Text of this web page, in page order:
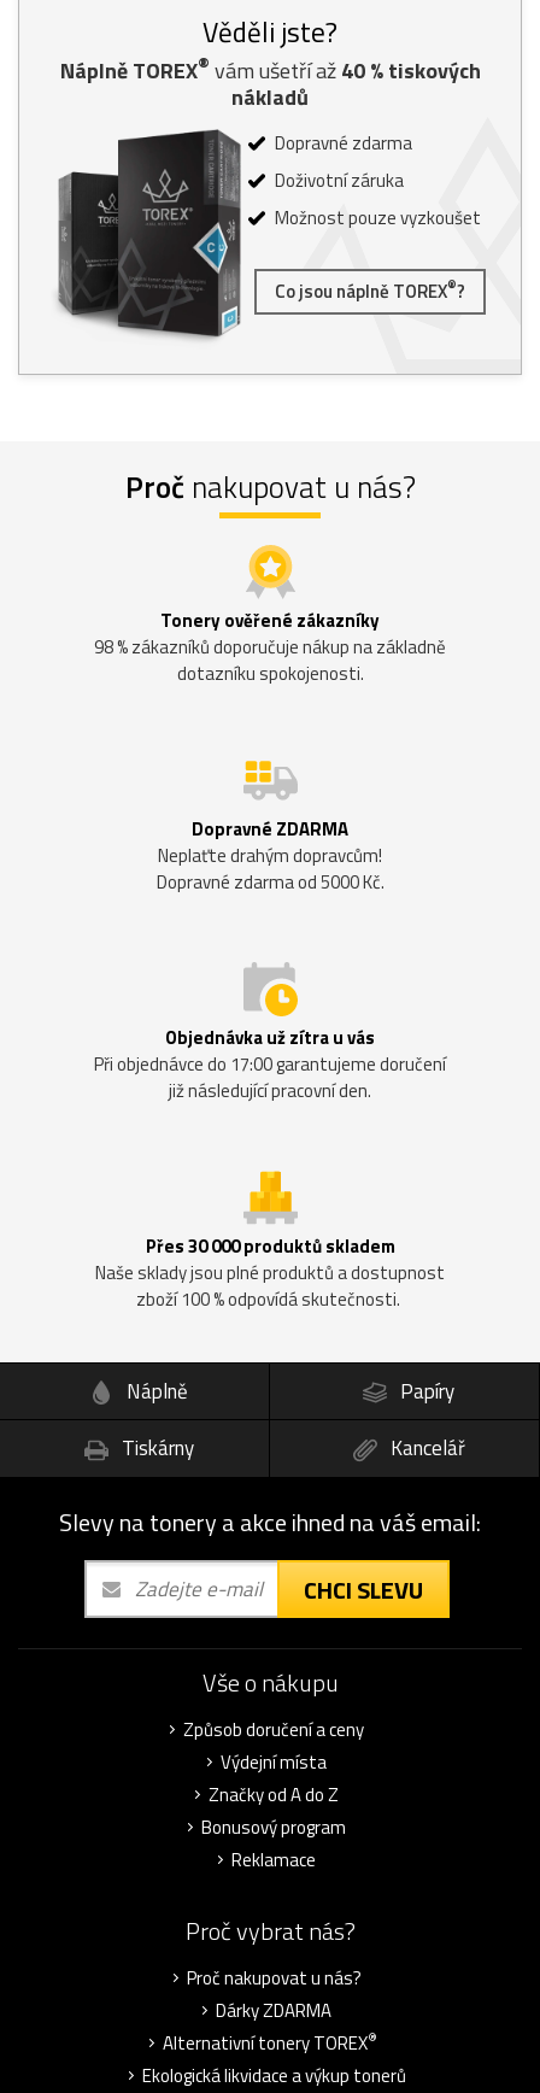
Věděli jste?
Náplně TOREX® vám ušetří až40% tiskových
nákladů
Dopravné zdarma
Doživotní záruka
Možnost pouze vyzkoušet
Co jsou náplně TOREX®?
Proč nakupovat u nás?
Tonery ověřené zákazníky
98 % zákazníků doporučuje nákup na základně
dotazníku spokojenosti.
Dopravné ZDARMA
Neplaťte drahým dopravcům!
Dopravné zdarma od 5000 Kč.
Objednávka už zítra u vás
Při objednávce do 17:00 garantujeme doručení
již následující pracovní den.
Přes 30 000 produktů skladem
Naše sklady jsou plné produktů a dostupnost
zboží 100 % odpovídá skutečnosti.
Náplně
Papíry
Tiskárny
Kancelář
Slevy na tonery a akce ihned na váš email:
CHCI SLEVU
Vše o nákupu
Způsob doručení a ceny
Výdejní místa
Značky od A do Z
Bonusový program
Reklamace
Proč vybrat nás?
Proč nakupovat u nás?
Dárky ZDARMA
Alternativní tonery TOREX®
Ekologická likvidace a výkup tonerů